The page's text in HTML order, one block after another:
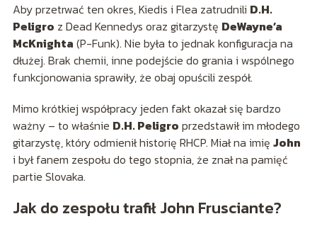
Aby przetrwać ten okres, Kiedis i Flea zatrudnili D.H.
Peligro z Dead Kennedys oraz gitarzystę DeWayne’a
McKnighta (P-Funk). Nie była to jednak konfiguracja na
dłużej. Brak chemii, inne podejście do grania i wspólnego
funkcjonowania sprawiły, że obaj opuścili zespół.
Mimo krótkiej współpracy jeden fakt okazał się bardzo
ważny – to właśnie D.H. Peligro przedstawił im młodego
gitarzystę, który odmienił historię RHCP. Miał na imię John
i był fanem zespołu do tego stopnia, że znał na pamięć
partie Slovaka.
Jak do zespołu trafił John Frusciante?